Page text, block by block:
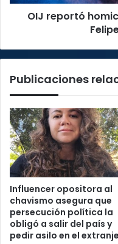
OIJ reportó
Publicaciones
Influencer opositora al
chavismo asegura que
persecución política la
obligó a salir del país y
pedir asilo en el